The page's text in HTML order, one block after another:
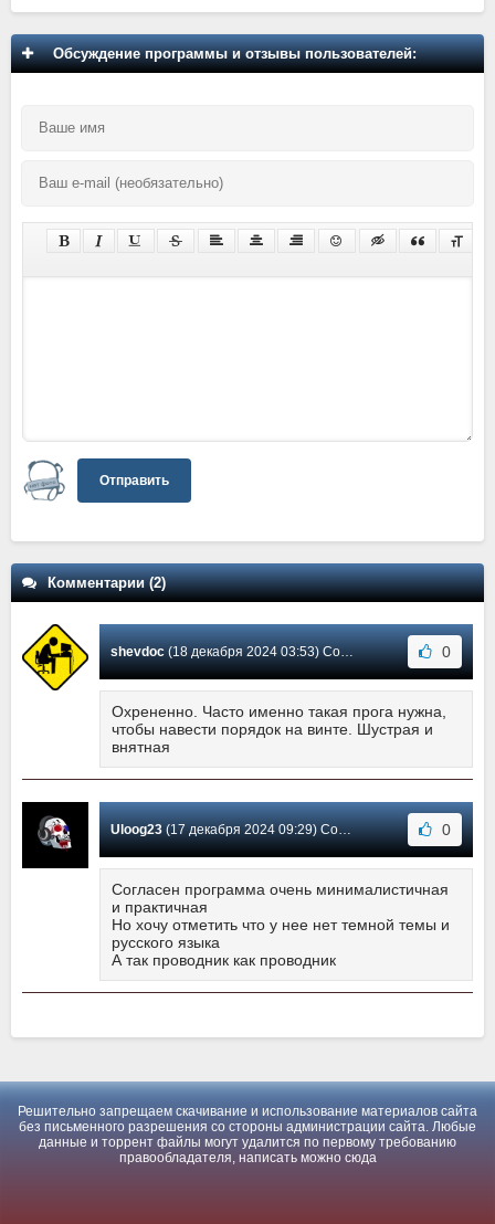
Обсуждение программы и отзывы пользователей:
Отправить
Комментарии (2)
shevdoc(18 декабря 2024 03:53) Сообщение #2 0
Охрененно. Часто именно такая прога нужна,
чтобы навести порядок на винте. Шустрая и
внятная
Uloog23(17 декабря 2024 09:29) Сообщение #1 0
Согласен программа очень минималистичная
и практичная
Но хочу отметить что у нее нет темной темы и
русского языка
А так проводник как проводник
Решительно запрещаем скачивание и использование материалов сайта
без письменного разрешения со стороны администрации сайта. Любые
данные и торрент файлы могут удалится по первому требованию
правообладателя, написать можно сюда